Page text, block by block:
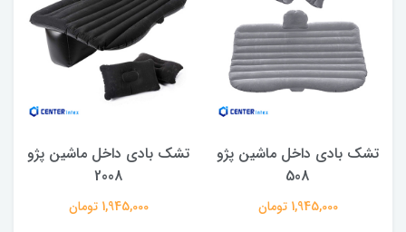
تشک بادی داخل ماشین پژو
508
1,945,000 تومان
تشک بادی داخل ماشین پژو
2008
1,945,000 تومان